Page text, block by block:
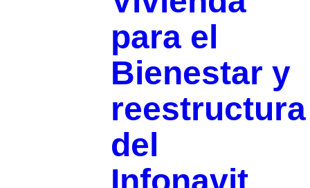
para el
Bienestar y
reestructura
del